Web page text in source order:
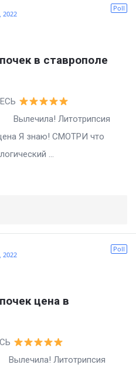
Poll
2022
в ставрополе
Я знаю! СМОТРИ что
...
Poll
2022
цена в